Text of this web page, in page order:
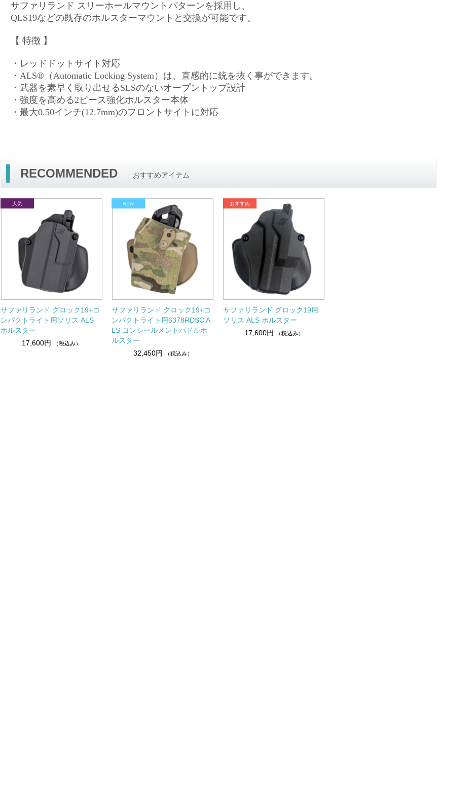
サファリランド スリーホールマウントパターンを採用し、
QLS19などの既存のホルスターマウントと交換が可能です。
【 特徴 】
・レッドドットサイト対応
・ALS®（Automatic Locking System）は、直感的に銃を抜く事ができます。
・武器を素早く取り出せるSLSのないオープントップ設計
・強度を高める2ピース強化ホルスター本体
・最大0.50インチ(12.7mm)のフロントサイトに対応
RECOMMENDED おすすめアイテム
サファリランド グロック19+コ
ンパクトライト用ソリス ALS
ホルスター
17,600円
（税込み）
サファリランド グロック19+コ
ンパクトライト用6378RDSC A
LS コンシールメントパドルホ
ルスター
32,450円
（税込み）
サファリランド グロック19用
ソリス ALS ホルスター
17,600円
（税込み）